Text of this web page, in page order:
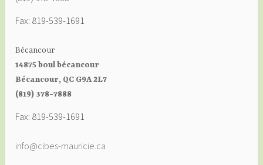
Fax: 819-539-1691
Bécancour
14875 boul bécancour
Bécancour, QC G9A 2L7
(819) 378-7888
Fax: 819-539-1691
info@cibes-mauricie.ca